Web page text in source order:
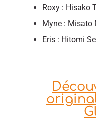
Roxy : Hisako
Myne : Misato
Eris : Hitomi